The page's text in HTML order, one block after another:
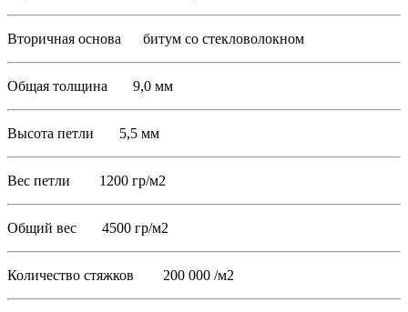
Вторичная основа битум со стекловолокном
Общая толщина 9,0 мм
Высота петли 5,5 мм
Вес петли 1200 гр/м2
Общий вес 4500 гр/м2
Количество стяжков 200 000 /м2